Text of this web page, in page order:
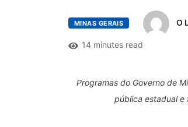
MINAS GERAIS O
14 minutes read
Programas do Governo de
pública estadual e